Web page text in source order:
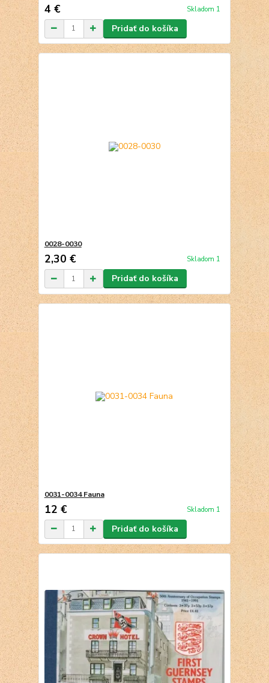
4 € Skladom 1
Pridať do košíka
0028-0030
2,30 € Skladom 1
Pridať do košíka
0031-0034 Fauna
12 € Skladom 1
Pridať do košíka